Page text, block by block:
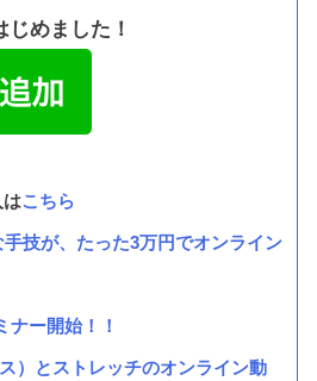
じめました！
こちら
技が、たった3万円でオンライン
ナー開始！！
）とストレッチのオンライン動